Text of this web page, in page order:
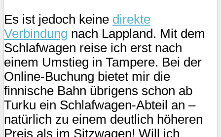
Es ist jedoch keine direkte
Verbindung nach Lappland. Mit dem
Schlafwagen reise ich erst nach
einem Umstieg in Tampere. Bei der
Online-Buchung bietet mir die
finnische Bahn übrigens schon ab
Turku ein Schlafwagen-Abteil an –
natürlich zu einem deutlich höheren
Preis als im Sitzwagen! Will ich